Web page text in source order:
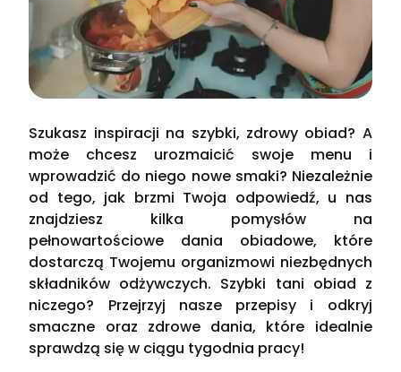
Szukasz inspiracji na szybki, zdrowy obiad? A
może chcesz urozmaicić swoje menu i
wprowadzić do niego nowe smaki? Niezależnie
od tego, jak brzmi Twoja odpowiedź, u nas
znajdziesz kilka pomysłów na
pełnowartościowe dania obiadowe, które
dostarczą Twojemu organizmowi niezbędnych
składników odżywczych. Szybki tani obiad z
niczego? Przejrzyj nasze przepisy i odkryj
smaczne oraz zdrowe dania, które idealnie
sprawdzą się w ciągu tygodnia pracy!